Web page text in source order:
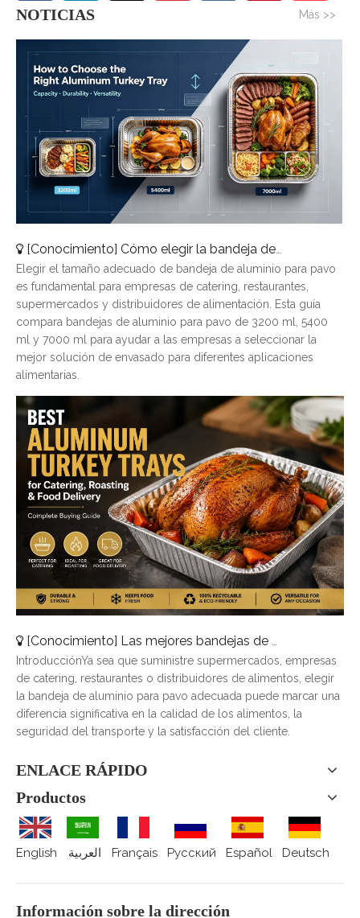
NOTICIAS Más >>
[Conocimiento] Cómo elegir la bandeja de aluminio para pavo adecuada: una guía de tamaños completa
Elegir el tamaño adecuado de bandeja de aluminio para pavo
es fundamental para empresas de catering, restaurantes,
supermercados y distribuidores de alimentación. Esta guía
compara bandejas de aluminio para pavo de 3200 ml, 5400
ml y 7000 ml para ayudar a las empresas a seleccionar la
mejor solución de envasado para diferentes aplicaciones
alimentarias.
[Conocimiento] Las mejores bandejas de pavo de aluminio para catering, asado y entrega de alimentos
IntroducciónYa sea que suministre supermercados, empresas
de catering, restaurantes o distribuidores de alimentos, elegir
la bandeja de aluminio para pavo adecuada puede marcar una
diferencia significativa en la calidad de los alimentos, la
seguridad del transporte y la satisfacción del cliente.
ENLACE RÁPIDO
Productos
English العربية Français Pусский Español Deutsch
Información sobre la dirección